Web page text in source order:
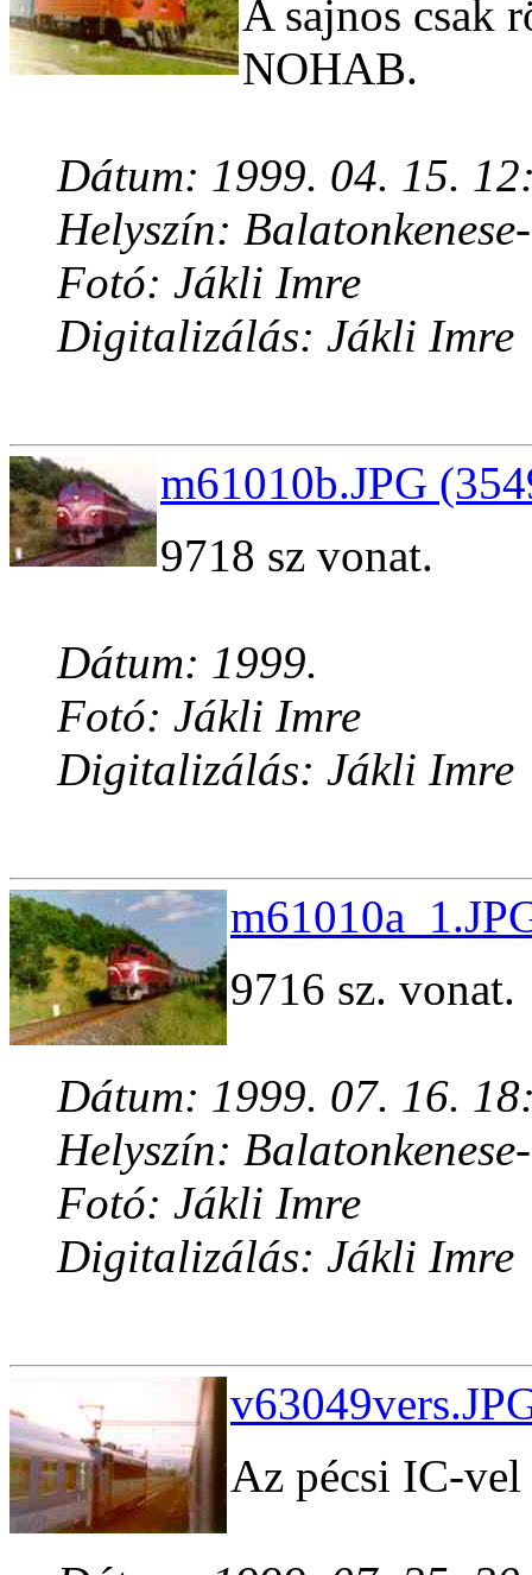
A sajnos csak
NOHAB.
Dátum: 1999. 04. 15.
Helyszín:
Fotó: Jákli Imre
Digitalizálás: Jákli Imre
m61010b.JPG
9718 sz vonat.
Dátum: 1999.
Fotó: Jákli Imre
Digitalizálás: Jákli Imre
9716 sz. vonat.
Dátum: 1999. 07. 16.
Helyszín:
Fotó: Jákli Imre
Digitalizálás: Jákli Imre
Az pécsi IC-vel